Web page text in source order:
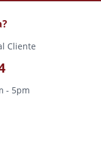
Cliente
- 5pm